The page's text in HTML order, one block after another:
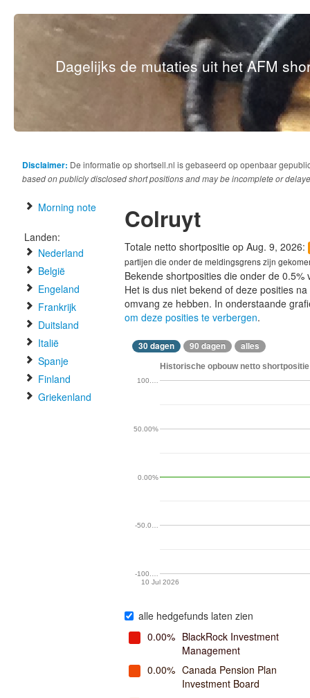
Dagelijks de mutaties uit het AFM
Disclaimer: De informatie op shortsell.nl is gebaseerd op openbaar
based on publicly disclosed short positions and may be incomplete or
Morning note
Landen:
Nederland
België
Engeland
Frankrijk
Duitsland
Italië
Spanje
Finland
Griekenland
Colruyt
Totale netto shortpositie op Aug. 9, 2026:
partijen die onder de meldingsgrens zijn
Bekende shortposities die onder de
Het is dus niet bekend of deze posities
omvang ze hebben. In onderstaande
om deze posities te verbergen.
30 dagen 90 dagen alles
Historische opbouw netto
10 Jul 2026
-100.…
-50.0…
0.00%
50.00%
100.…
alle hedgefunds laten zien
0.00% BlackRock Investment
Management
0.00% Canada Pension Plan
Investment Board